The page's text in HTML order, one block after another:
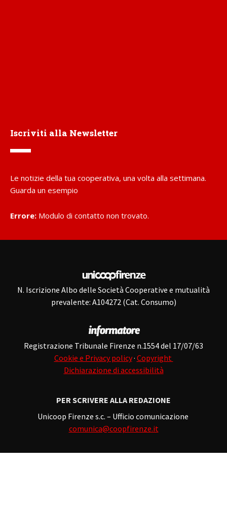
Iscriviti alla Newsletter
Le notizie della tua cooperativa, una volta alla settimana.
Guarda un esempio
Errore: Modulo di contatto non trovato.
N. Iscrizione Albo delle Società Cooperative e mutualità
prevalente: A104272 (Cat. Consumo)
Registrazione Tribunale Firenze n.1554 del 17/07/63
Cookie e Privacy policy· Copyright
Dichiarazione di accessibilità
PER SCRIVERE ALLA REDAZIONE
Unicoop Firenze s.c. – Ufficio comunicazione
comunica@coopfirenze.it